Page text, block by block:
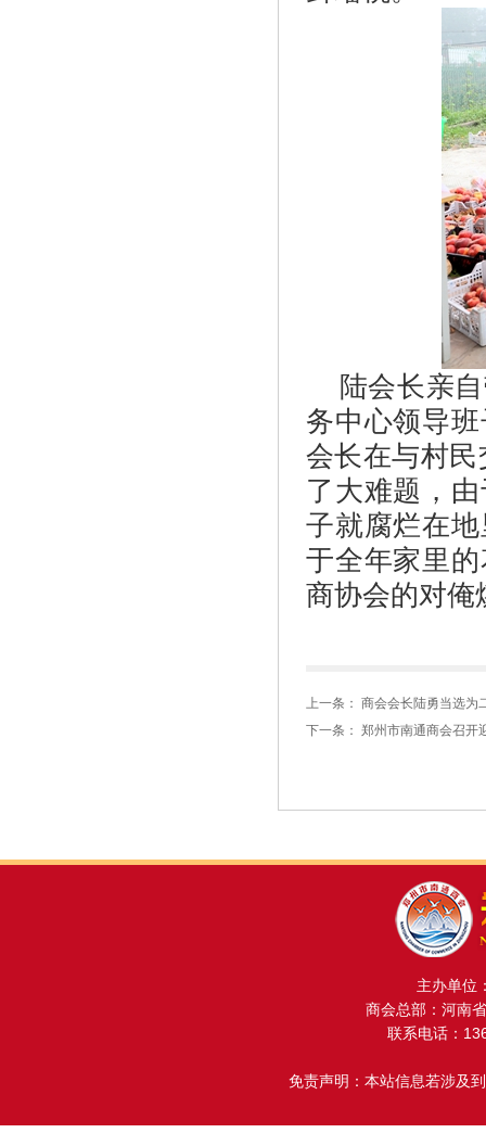
陆会长亲自
务中心领导
会长在与村
了大难题，
子就腐烂在
于全年家里
商协会的对俺
上一条： 商会会长陆勇当选为
下一条： 郑州市南通商会召开
主办单位
商会总部：河南
联系电话：
免责声明：本站信息若涉及